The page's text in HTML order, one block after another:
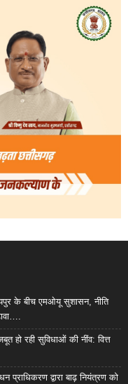
के बीच एमओयू सुशासन, नीति
हो रही सुविधाओं की नींव: वित्त
प्राधिकरण द्वारा बाढ़ नियंत्रण को